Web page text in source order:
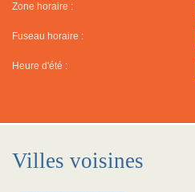
Zone horaire :
Fuseau horaire :
Heure d'été :
Villes voisines